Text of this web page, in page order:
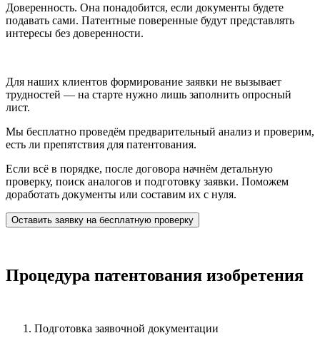
Доверенность. Она понадобится, если документы будете
подавать сами. Патентные поверенные будут представлять
интересы без доверенности.
Для наших клиентов формирование заявки не вызывает
трудностей — на старте нужно лишь заполнить опросный
лист.
Мы бесплатно проведём предварительный анализ и проверим,
есть ли препятствия для патентования.
Если всё в порядке, после договора начнём детальную
проверку, поиск аналогов и подготовку заявки. Поможем
доработать документы или составим их с нуля.
Оставить заявку на бесплатную проверку
Процедура патентования изобретения
1. Подготовка заявочной документации